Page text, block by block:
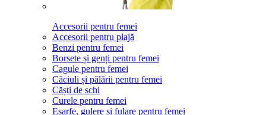
Accesorii pentru femei
Accesorii pentru plajă
Benzi pentru femei
Borsete și genți pentru femei
Cagule pentru femei
Căciuli și pălării pentru femei
Căști de schi
Curele pentru femei
Eșarfe, gulere și fulare pentru femei